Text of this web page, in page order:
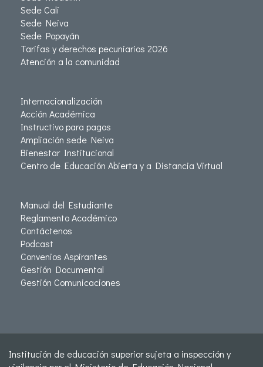
Sede Cali
Sede Neiva
Sede Popayán
Tarifas y derechos pecuniarios 2026
Atención a la comunidad
Internacionalización
Acción Académica
Instructivo para pagos
Ampliación sede Neiva
Bienestar Institucional
Centro de Educación Abierta y a Distancia Virtual
Manual del Estudiante
Reglamento Académico
Contáctenos
Podcast
Convenios Aspirantes
Gestión Documental
Gestión Comunicaciones
Institución de educación superior sujeta a inspección y